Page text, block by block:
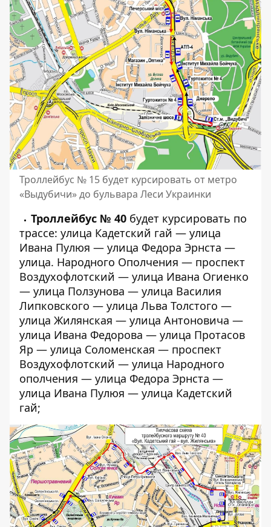
Троллейбус № 15 будет курсировать от метро
«Выдубичи» до бульвара Леси Украинки
Троллейбус № 40 будет курсировать по
трассе: улица Кадетский гай — улица
Ивана Пулюя — улица Федора Эрнста —
улица. Народного Ополчения — проспект
Воздухофлотский — улица Ивана Огиенко
— улица Ползунова — улица Василия
Липковского — улица Льва Толстого —
улица Жилянская — улица Антоновича —
улица Ивана Федорова — улица Протасов
Яр — улица Соломенская — проспект
Воздухофлотский — улица Народного
ополчения — улица Федора Эрнста —
улица Ивана Пулюя — улица Кадетский
гай;